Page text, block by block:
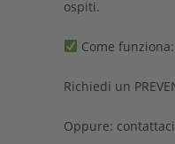
ospiti.
Come funziona:
Richiedi un
Oppure: